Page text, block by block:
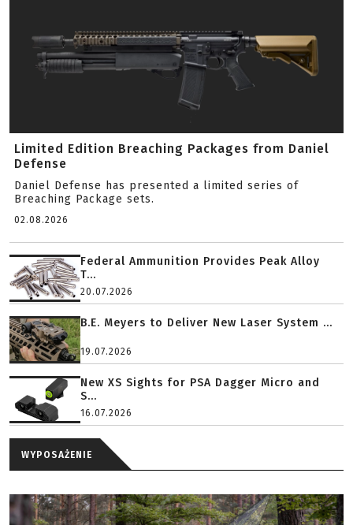
Limited Edition Breaching Packages from Daniel
Defense
Daniel Defense has presented a limited series of
Breaching Package sets.
02.08.2026
Federal Ammunition Provides Peak Alloy
T...
20.07.2026
B.E. Meyers to Deliver New Laser System ...
19.07.2026
New XS Sights for PSA Dagger Micro and
S...
16.07.2026
WYPOSAŻENIE